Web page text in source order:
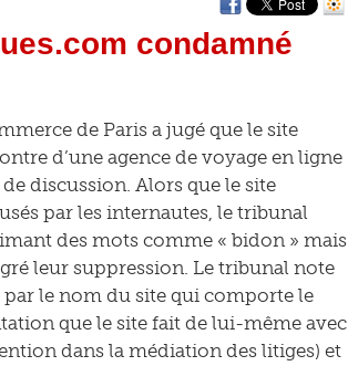
condamné
de Paris a jugé que le site
d’une agence de voyage en ligne
discussion. Alors que le site
par les internautes, le tribunal
des mots comme « bidon » mais
leur suppression. Le tribunal note
par le nom du site qui comporte le
que le site fait de lui-même avec
dans la médiation des litiges) et